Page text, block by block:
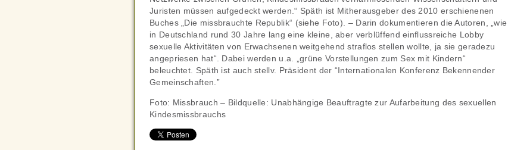
Juristen müssen aufgedeckt werden.“ Späth ist Mitherausgeber des 2010 erschienenen
Buches „Die missbrauchte Republik“ (siehe Foto). – Darin dokumentieren die Autoren, „wie
in Deutschland rund 30 Jahre lang eine kleine, aber verblüffend einflussreiche Lobby
sexuelle Aktivitäten von Erwachsenen weitgehend straflos stellen wollte, ja sie geradezu
angepriesen hat“. Dabei werden u.a. „grüne Vorstellungen zum Sex mit Kindern“
beleuchtet. Späth ist auch stellv. Präsident der “Internationalen Konferenz Bekennender
Gemeinschaften.”
Foto: Missbrauch – Bildquelle: Unabhängige Beauftragte zur Aufarbeitung des sexuellen
Kindesmissbrauchs